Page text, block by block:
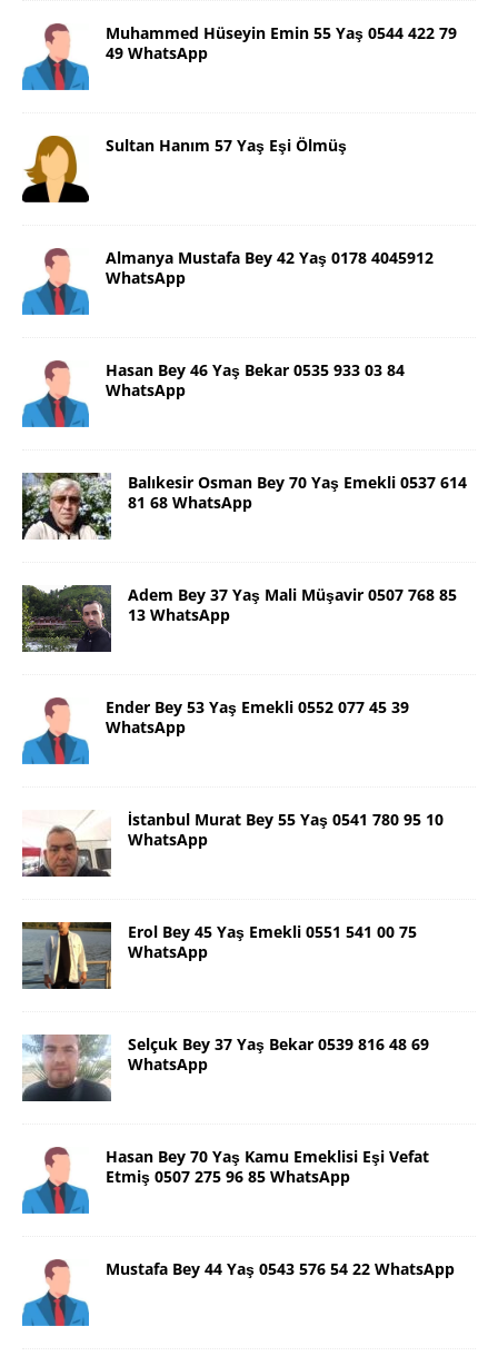
Muhammed Hüseyin Emin 55 Yaş 0544 422 79
49 WhatsApp
Sultan Hanım 57 Yaş Eşi Ölmüş
Almanya Mustafa Bey 42 Yaş 0178 4045912
WhatsApp
Hasan Bey 46 Yaş Bekar 0535 933 03 84
WhatsApp
Balıkesir Osman Bey 70 Yaş Emekli 0537 614
81 68 WhatsApp
Adem Bey 37 Yaş Mali Müşavir 0507 768 85
13 WhatsApp
Ender Bey 53 Yaş Emekli 0552 077 45 39
WhatsApp
İstanbul Murat Bey 55 Yaş 0541 780 95 10
WhatsApp
Erol Bey 45 Yaş Emekli 0551 541 00 75
WhatsApp
Selçuk Bey 37 Yaş Bekar 0539 816 48 69
WhatsApp
Hasan Bey 70 Yaş Kamu Emeklisi Eşi Vefat
Etmiş 0507 275 96 85 WhatsApp
Mustafa Bey 44 Yaş 0543 576 54 22 WhatsApp